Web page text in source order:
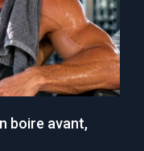
boire avant,